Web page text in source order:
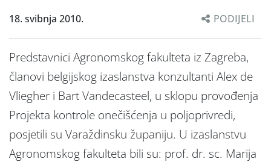
18. svibnja 2010. PODIJELI
Predstavnici Agronomskog fakulteta iz Zagreba,
članovi belgijskog izaslanstva konzultanti Alex de
Vliegher i Bart Vandecasteel, u sklopu provođenja
Projekta kontrole onečišćenja u poljoprivredi,
posjetili su Varaždinsku županiju. U izaslanstvu
Agronomskog fakulteta bili su: prof. dr. sc. Marija